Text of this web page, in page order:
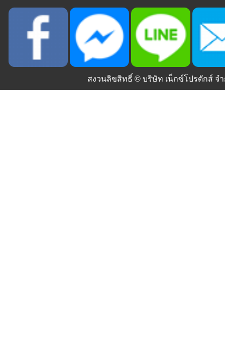
สงวนลิขสิทธิ์ © บริษัท เน็กซ์โปรดักส์ จ